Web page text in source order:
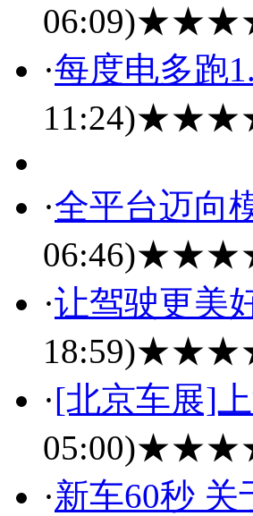
06:09)
·每度电多跑
11:24)
·全平台迈向
06:46)
·让驾驶更美
18:59)
·[北京车展]
05:00)
·新车60秒